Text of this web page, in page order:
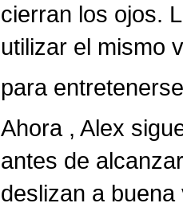
cierran los ojos.
utilizar el mismo
para
Ahora , Alex
antes de
deslizan a